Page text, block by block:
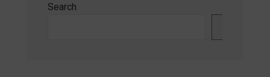
Search